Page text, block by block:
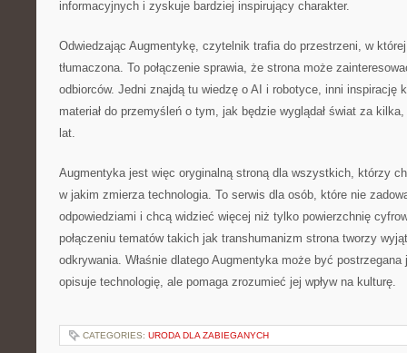
informacyjnych i zyskuje bardziej inspirujący charakter.
Odwiedzając Augmentykę, czytelnik trafia do przestrzeni, w
tłumaczona. To połączenie sprawia, że strona może
odbiorców. Jedni znajdą tu wiedzę o AI i robotyce, inni inspirację
materiał do przemyśleń o tym, jak będzie wyglądał świat za
lat.
Augmentyka jest więc oryginalną stroną dla wszystkich, którzy
w jakim zmierza technologia. To serwis dla osób, które nie
odpowiedziami i chcą widzieć więcej niż tylko powierzchnię
połączeniu tematów takich jak transhumanizm strona tworzy
odkrywania. Właśnie dlatego Augmentyka może być
opisuje technologię, ale pomaga zrozumieć jej wpływ na kulturę.
CATEGORIES: URODA DLA ZABIEGANYCH